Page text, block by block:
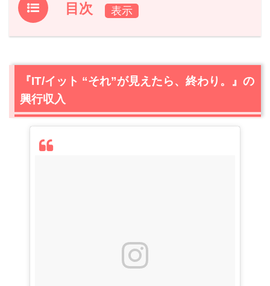
目次
1.『IT/イット “それ”が見えたら、終わり。』の興行収入
判！
2.1ミルトモ編集部からの感想や評判
2.2 Twitterの感想
口コミ/興行収入のまとめ！
『IT/イット “それ”が見えたら、終わり。』の
興行収入